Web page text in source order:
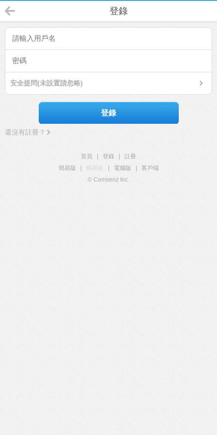
登錄
安全提問(未設置請忽略)
登錄
還沒有註冊？
首頁 登錄
註冊
簡易版
觸屏版 電腦版
客戶端
© Comsenz Inc.